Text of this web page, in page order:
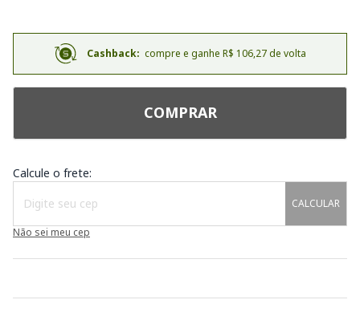
Cashback: compre e ganhe R$ 106,27 de volta
COMPRAR
Calcule o frete:
CALCULAR
Não sei meu cep